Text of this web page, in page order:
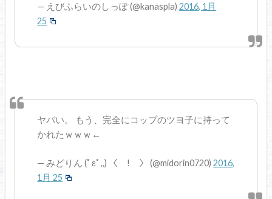
— えびふらいのしっぽ (@kanaspla)2016, 1月
25
ヤバい。 もう、完全にコップのツヨ子に持って
かれたｗｗｗ←
— みどりん (ﾟεﾟ,,) 〈￣!￣〉 (@midorin0720)2016,
1月 25